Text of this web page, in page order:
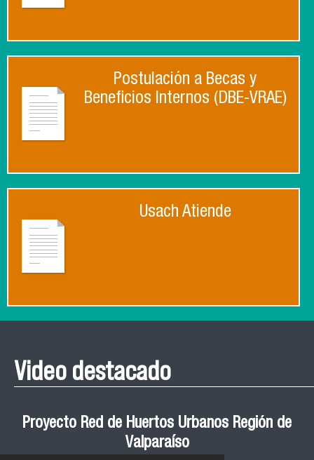
Postulación a Becas y
Beneficios Internos (DBE-VRAE)
Usach Atiende
Video destacado
Proyecto Red de Huertos Urbanos Región de
Valparaíso